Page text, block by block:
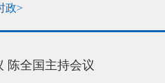
政>
陈全国主持会议